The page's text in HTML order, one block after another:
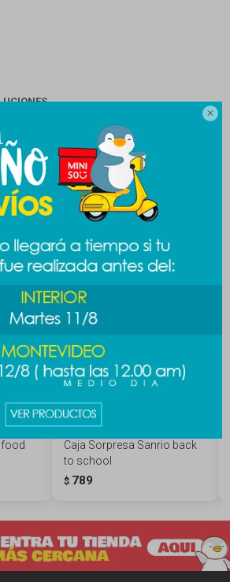

que te pueden interesar
food
Caja Sorpresa Sanrio back
to school
$ 789